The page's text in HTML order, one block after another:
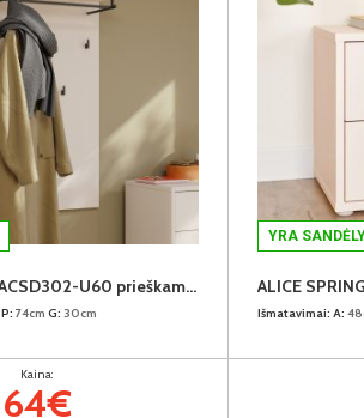
ALICE SPRINGS ACSD302-U60 prieškambario kabykla
P: 74cm G: 30cm
Kaina:
64€
YRA
Išmatavimai: A: